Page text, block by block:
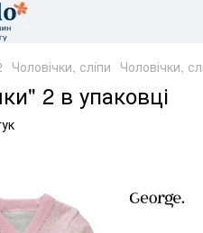
Чоловічки, сліпи Чоловічки,
2 в упаковці